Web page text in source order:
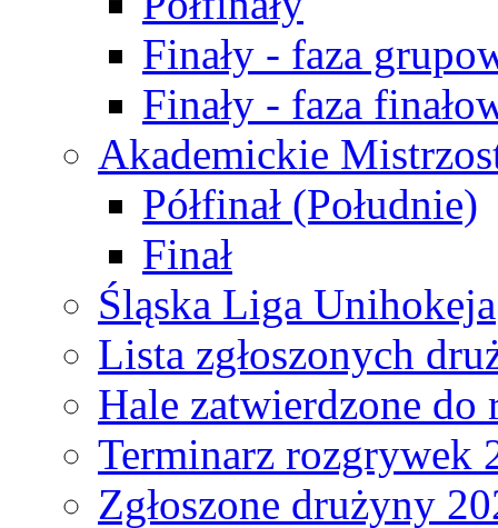
Finały - faza
Finały - faza
Akademickie
Półfinał (Południe)
Finał
Śląska Liga Unihokeja
Lista zgłoszonych
Hale zatwierdzone do
Terminarz rozgrywek
Zgłoszone drużyny